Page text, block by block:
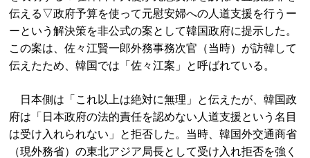
伝える▽政府予算を使って元慰安婦への人道支援を行うー
ーという解決策を非公式の案として韓国政府に提示した。
この案は、佐々江賢一郎外務事務次官（当時）が訪韓して
伝えたため、韓国では「佐々江案」と呼ばれている。
日本側は「これ以上は絶対に無理」と伝えたが、韓国政
府は「日本政府の法的責任を認めない人道支援という名目
は受け入れられない」と拒否した。当時、韓国外交通商省
（現外務省）の東北アジア局長として受け入れ拒否を強く